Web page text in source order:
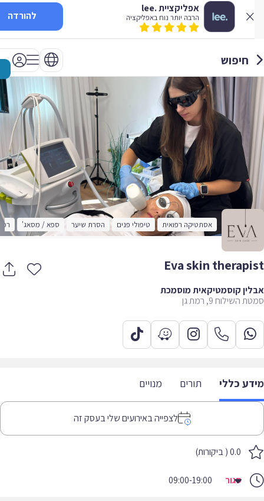
אפליקציית .lee
הרבה יותר נוח באפליקציה להורדה
חיפוש
אסתטיקה רפואית טיפולי פנים הסרת שיער ספא / מסאג'
Eva skin
קוסמטיקאית מוסמכת
השילוח 9, רמת גן
כללי תורים מנויים
לצפייה באירועים שלי בעסק זה
0.0 ( ביקורות)
סגור 09:00-19:00